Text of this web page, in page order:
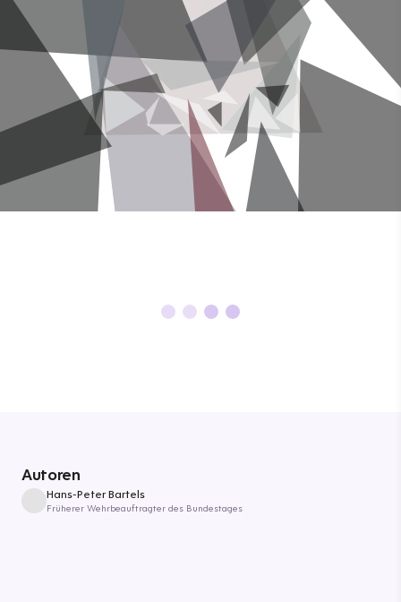
Autoren
Hans-Peter Bartels
Früherer Wehrbeauftragter des Bundestages